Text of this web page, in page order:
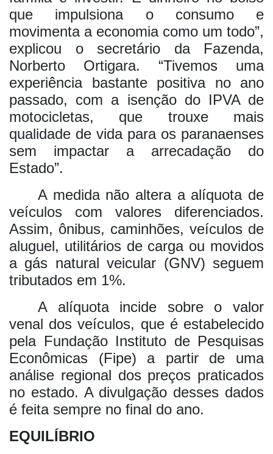
que impulsiona o consumo e
movimenta a economia como um todo”,
explicou o secretário da Fazenda,
Norberto Ortigara. “Tivemos uma
experiência bastante positiva no ano
passado, com a isenção do IPVA de
motocicletas, que trouxe mais
qualidade de vida para os paranaenses
sem impactar a arrecadação do
Estado”.
A medida não altera a alíquota de
veículos com valores diferenciados.
Assim, ônibus, caminhões, veículos de
aluguel, utilitários de carga ou movidos
a gás natural veicular (GNV) seguem
tributados em 1%.
A alíquota incide sobre o valor
venal dos veículos, que é estabelecido
pela Fundação Instituto de Pesquisas
Econômicas (Fipe) a partir de uma
análise regional dos preços praticados
no estado. A divulgação desses dados
é feita sempre no final do ano.
EQUILÍBRIO